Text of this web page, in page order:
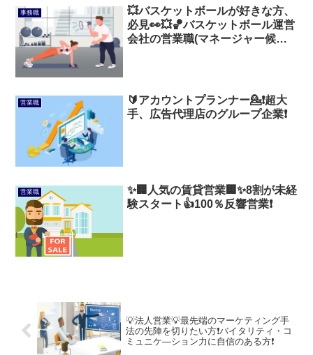
事務職
💥バスケットボールが好きな方、
必見👀💥🏀バスケットボール運営
会社の営業職(マネージャー候補)
営業職
🔰アカウントプランナー💁❗️超大
手、広告代理店のグループ企業❗️
営業職
✨️🏢人気の賃貸営業🏢✨️8割が未経
験スタート👍100％反響営業❗
💡法人営業💡最先端のマーケティング手
法の先陣を切りたい方❗バイタリティ・コ
ミュニケ―ション力に自信のある方❗